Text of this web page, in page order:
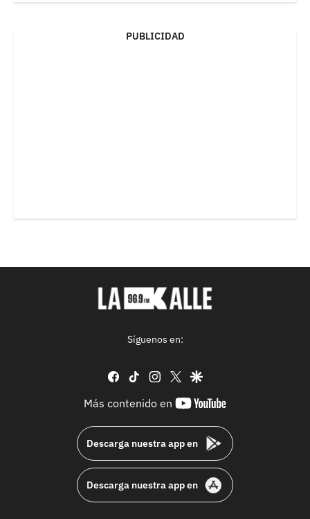
PUBLICIDAD
Síguenos en:
facebook
tiktok instagram
twittergoogle
Más contenido en
youtube-
Descarga nuestra app en
Descarga nuestra app en